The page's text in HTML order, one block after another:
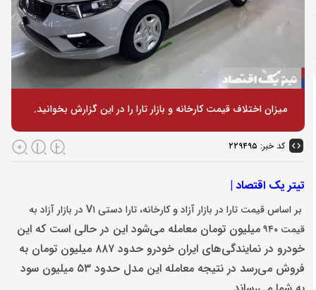
میزان اختلاف قیمت کارخانه و بازار تارا را در این گزارش بخوانید.
کد خبر: ۲۲۹۴۹۵
تیتر یک اقتصاد |
بر اساس قیمت تارا در بازار آزاد و کارخانه، تارا دستی V
در بازار آزاد به
قیمت ۹۴۰ میلیون تومان معامله می‌شود این در حالی است که این
خودرو در نمایندگی‌های ایران خودرو حدود ۸۸۷ میلیون تومان به
فروش می‌رسد در نتیجه معامله این مدل حدود ۵۳ میلیون سود